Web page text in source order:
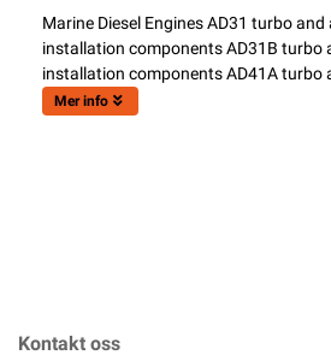
Marine Diesel Engines AD31 turbo
installation components AD31B turbo
installation components AD41A turbo
Mer info
Kontakt oss